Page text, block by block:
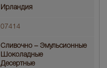
Ирландия
07414
Сливочно – Эмульсионные
Шоколадные
Десертные